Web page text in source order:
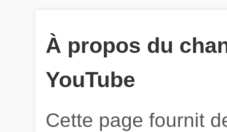
À propos du
YouTube
Cette page fournit